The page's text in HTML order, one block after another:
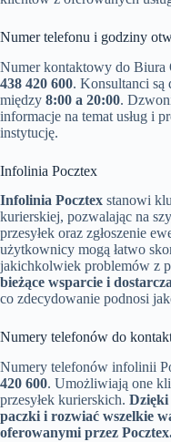
Numer telefonu i godziny
Numer kontaktowy do Biura
438 420 600. Konsultanci są
między 8:00 a 20:00.
informacje na temat usług i
instytucję.
Infolinia Pocztex
Infolinia Pocztex stanowi
kurierskiej, pozwalając na
przesyłek oraz zgłoszenie
użytkownicy mogą łatwo
jakichkolwiek problemów z
bieżące wsparcie i
co zdecydowanie podnosi
Numery telefonów do
Numery telefonów infolinii
420 600. Umożliwiają one
przesyłek kurierskich. Dzięki
paczki i rozwiać wszelkie
oferowanymi przez